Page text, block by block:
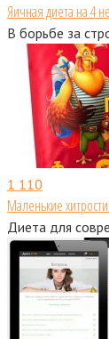
Яичная диета на 4
В борьбе за
1 110
Маленькие
Диетa для